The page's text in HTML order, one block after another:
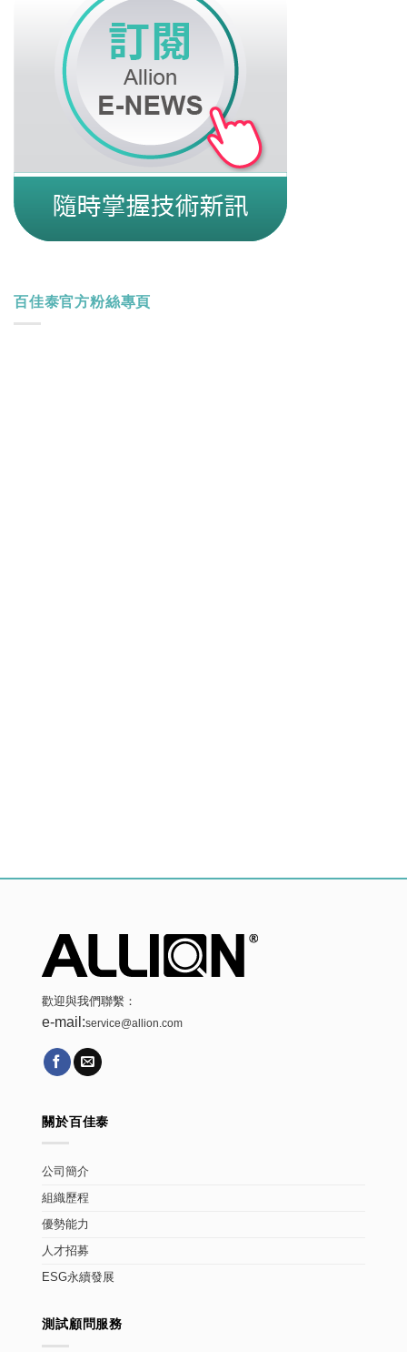
百佳泰官方粉絲專頁
歡迎與我們聯繫：
e-mail:service@allion.com
關於百佳泰
公司簡介
組織歷程
優勢能力
人才招募
ESG永續發展
測試顧問服務